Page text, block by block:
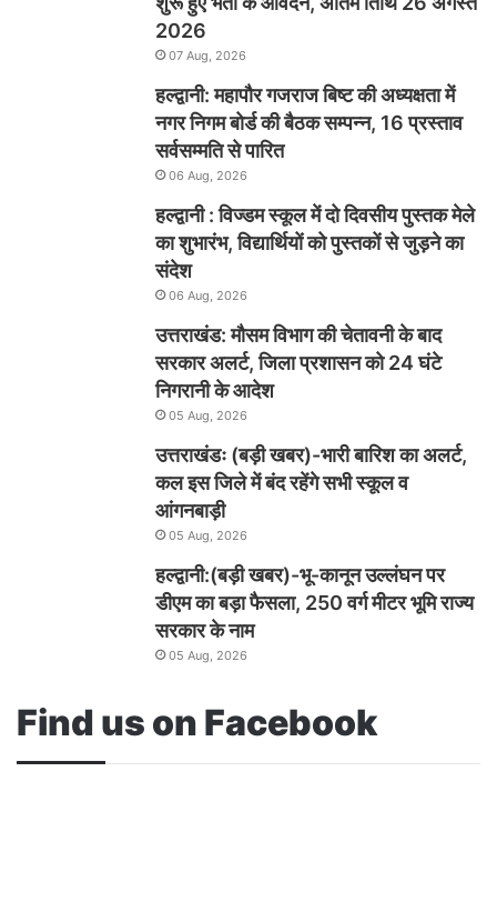
2026
07 Aug, 2026
हल्द्वानी: महापौर गजराज बिष्ट की अध्यक्षता में
नगर निगम बोर्ड की बैठक सम्पन्न, 16 प्रस्ताव
सर्वसम्मति से पारित
06 Aug, 2026
हल्द्वानी : विज्डम स्कूल में दो दिवसीय पुस्तक मेले
का शुभारंभ, विद्यार्थियों को पुस्तकों से जुड़ने का
संदेश
06 Aug, 2026
उत्तराखंड: मौसम विभाग की चेतावनी के बाद
सरकार अलर्ट, जिला प्रशासन को 24 घंटे
निगरानी के आदेश
05 Aug, 2026
उत्तराखंडः (बड़ी खबर)-भारी बारिश का अलर्ट,
कल इस जिले में बंद रहेंगे सभी स्कूल व
आंगनबाड़ी
05 Aug, 2026
हल्द्वानी:(बड़ी खबर)-भू-कानून उल्लंघन पर
डीएम का बड़ा फैसला, 250 वर्ग मीटर भूमि राज्य
सरकार के नाम
05 Aug, 2026
Find us on Facebook